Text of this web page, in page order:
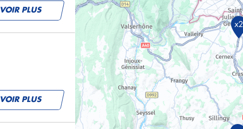
VOIR PLUS
VOIR PLUS
x2